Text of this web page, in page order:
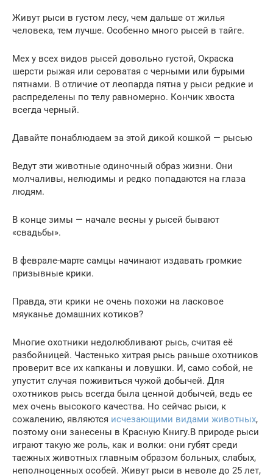
Живут рыси в густом лесу, чем дальше от жилья
человека, тем лучше. Особенно много рысей в тайге.
Мех у всех видов рысей довольно густой, Окраска
шерсти рыжая или сероватая c черными или бурыми
пятнами. В отличие от леопарда пятна у рыси редкие и
распределены по телу равномерно. Кончик хвоста
всегда черный.
Давайте понаблюдаем за этой дикой кошкой — рысью
Ведут эти животные одиночный образ жизни. Они
молчаливы, нелюдимы и редко попадаются на глаза
людям.
В конце зимы — начале весны у рысей бывают
«свадьбы».
В феврале-марте самцы начинают издавать громкие
призывные крики.
Правда, эти крики не очень похожи на ласковое
мяуканье домашних котиков?
Многие охотники недолюбливают рысь, считая её
разбойницей. Частенько хитрая рысь раньше охотников
проверит все их капканы и ловушки. И, само собой, не
упустит случая поживиться чужой добычей. Для
охотников рысь всегда была ценной добычей, ведь ее
мех очень высокого качества. Но сейчас рыси, к
сожалению, являются исчезающими видами животных,
поэтому они занесены в Красную Книгу.В природе рыси
играют такую же роль, как и волки: они губят среди
таежных животных главным образом больных, слабых,
неполноценных особей. Живут рыси в неволе до 25 лет,